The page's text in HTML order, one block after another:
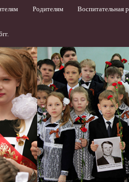
Родителям Воспитательная